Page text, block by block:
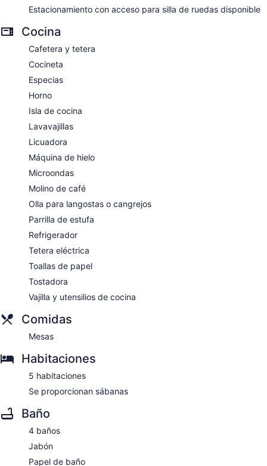
Estacionamiento con acceso para silla de ruedas disponible
Cocina
Cafetera y tetera
Cocineta
Especias
Horno
Isla de cocina
Lavavajillas
Licuadora
Máquina de hielo
Microondas
Molino de café
Olla para langostas o cangrejos
Parrilla de estufa
Refrigerador
Tetera eléctrica
Toallas de papel
Tostadora
Vajilla y utensilios de cocina
Comidas
Mesas
Habitaciones
5 habitaciones
Se proporcionan sábanas
Baño
4 baños
Jabón
Papel de baño